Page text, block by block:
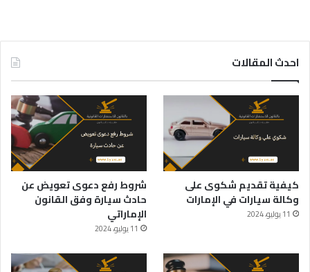
احدث المقالات
كيفية تقديم شكوى على
وكالة سيارات في الإمارات
11 يوليو، 2024
شروط رفع دعوى تعويض عن
حادث سيارة وفق القانون
الإماراتي
11 يوليو، 2024